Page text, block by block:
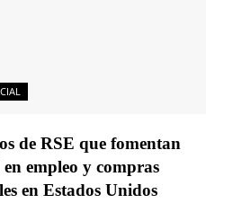
de RSE que fomentan
empleo y compras
en Estados Unidos